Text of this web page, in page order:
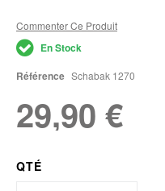
of
the
images
Commenter Ce Produit
En Stock
Référence Schabak 1270
29,90 €
QTÉ